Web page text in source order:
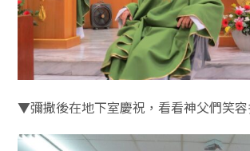
▼彌撒後在地下室慶祝，看看神父們笑